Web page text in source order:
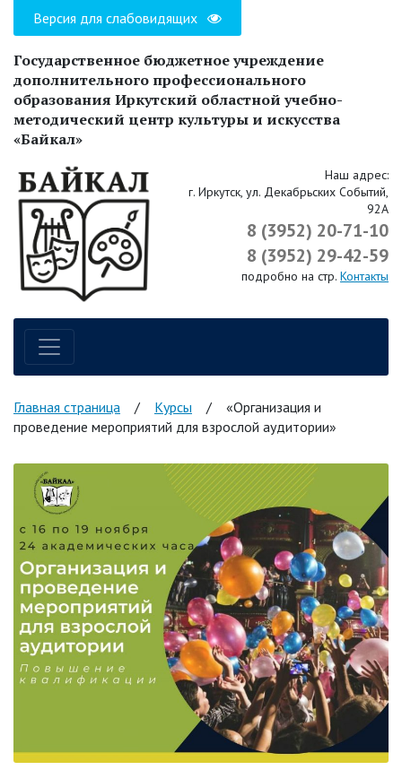
Версия для слабовидящих
Государственное бюджетное учреждение
дополнительного профессионального
образования Иркутский областной учебно-
методический центр культуры и искусства
«Байкал»
Наш адрес:
г. Иркутск, ул. Декабрьских Событий,
92А
8 (3952) 20-71-10
8 (3952) 29-42-59
подробно на стр. Контакты
Навигация по сайту
Главная страница / Курсы /
«Организация и
проведение мероприятий для взрослой аудитории»